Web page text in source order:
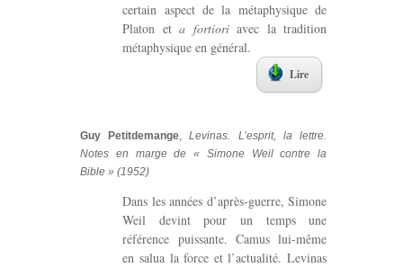
certain aspect de la métaphysique de
Platon eta fortioriavec la tradition
métaphysique en général.
Lire
Guy Petitdemange,Levinas. L’esprit, la lettre.
Notes en marge de « Simone Weil contre la
Bible » (1952)
Dans les années d’après-guerre, Simone
Weil devint pour un temps une
référence puissante. Camus lui-même
en salua la force et l’actualité. Levinas